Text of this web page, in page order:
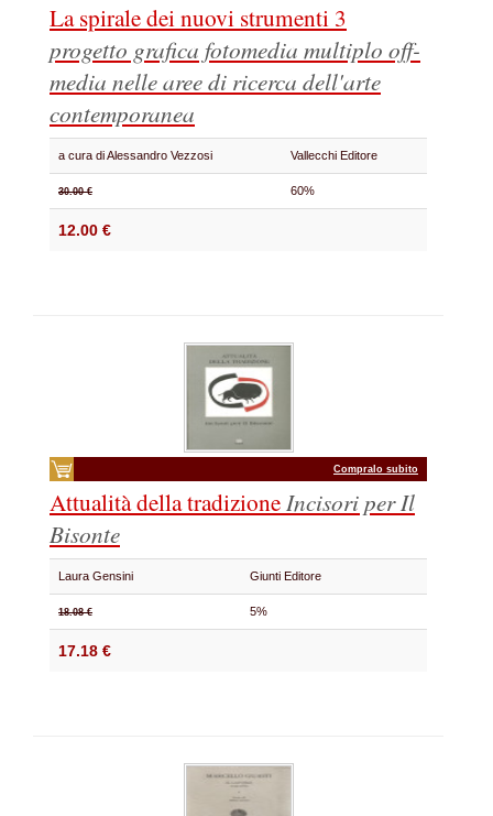
La spirale dei nuovi strumenti 3
progetto grafica fotomedia multiplo off-
media nelle aree di ricerca dell'arte
contemporanea
a cura di Alessandro Vezzosi Vallecchi Editore
30.00 € 60%
12.00 €
Compralo subito
Attualità della tradizioneIncisori per Il
Bisonte
Laura Gensini Giunti Editore
18.08 € 5%
17.18 €